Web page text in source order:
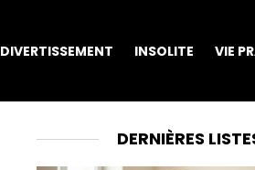
DIVERTISSEMENT INSOLITE VIE
DERNIÈRES